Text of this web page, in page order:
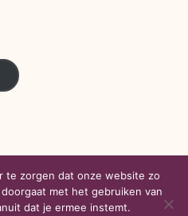
Alle rechten voorbehouden.
te zorgen dat onze website zo
met het gebruiken van
dat je ermee instemt.